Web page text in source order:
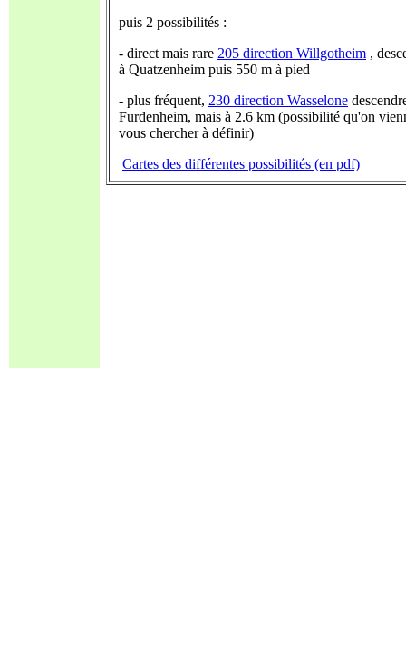
puis 2 possibilités :
- direct mais rare 205 direction Willgotheim ,
à Quatzenheim puis 550 m à pied
- plus fréquent, 230 direction Wasselone
Furdenheim, mais à 2.6 km (possibilité qu'on
vous chercher à définir)
Cartes des différentes possibilités (en pdf)